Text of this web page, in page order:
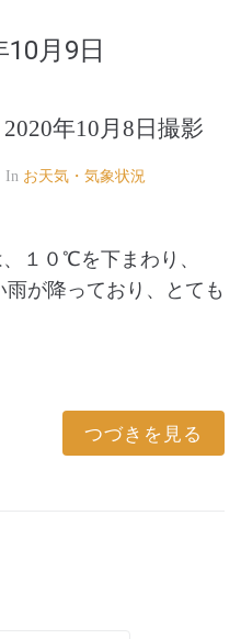
10月9日
年10月8日撮影
In お天気・気象状況
１０℃を下まわり、
が降っており、とても
つづきを見る